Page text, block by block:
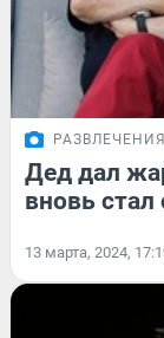
РАЗВЛЕЧЕНИЯ
Дед дал
вновь
13 марта, 2024,